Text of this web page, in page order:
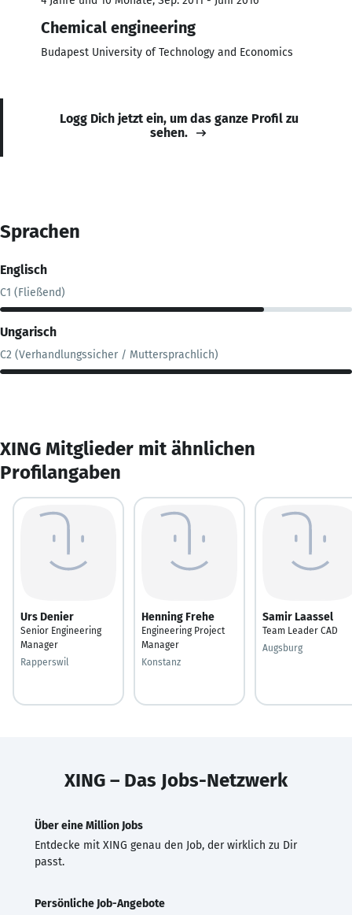
Chemical engineering
Budapest University of Technology and Economics
Logg Dich jetzt ein, um das ganze Profil zu
sehen.
Sprachen
Englisch
C1 (Fließend)
Ungarisch
C2 (Verhandlungssicher / Muttersprachlich)
XING Mitglieder mit ähnlichen
Profilangaben
Urs Denier
Senior Engineering
Manager
Rapperswil
Henning Frehe
Engineering Project
Manager
Konstanz
Samir Laassel
Team Leader CAD
Augsburg
XING – Das Jobs-Netzwerk
Über eine Million Jobs
Entdecke mit XING genau den Job, der wirklich zu Dir
passt.
Persönliche Job-Angebote